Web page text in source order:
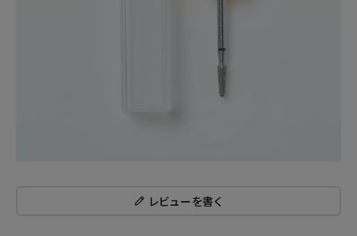
レビューを書く